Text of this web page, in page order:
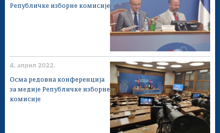
Републичке изборне комисије
4. април 2022.
Осма редовна конференција
за медије Републичке изборне
комисије